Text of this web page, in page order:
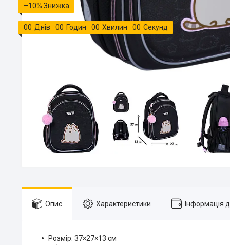
–10%
00 Днів 00 Годин 00 Хвилин 00 Секунд
Опис Характеристики Інформація
Розмір: 37×27×13 см